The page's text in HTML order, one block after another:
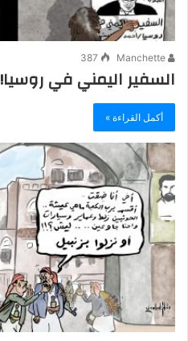
387
السفير اليمني في روسيا!
أكمل القراءة »